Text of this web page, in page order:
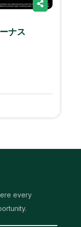
ナス
every